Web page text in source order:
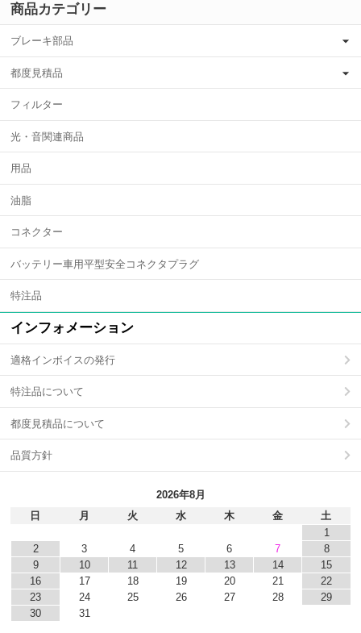
商品カテゴリー
ブレーキ部品
都度見積品
フィルター
光・音関連商品
用品
油脂
コネクター
バッテリー車用平型安全コネクタプラグ
特注品
インフォメーション
適格インボイスの発行
特注品について
都度見積品について
品質方針
2026年8月
日
月 火 水 木 金
土
1
2
3 4 5 6 7
8
9
10 11 12 13 14
15
16
17 18 19 20 21
22
23
24 25 26 27 28
29
30
31